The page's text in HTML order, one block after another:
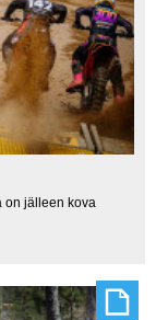
on jälleen kova